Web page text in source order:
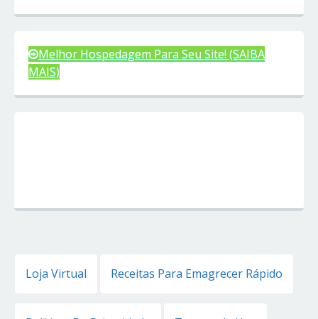
Melhor Hospedagem Para Seu Site! (SAIBA
MAIS)
Loja Virtual Receitas Para Emagrecer Rápido